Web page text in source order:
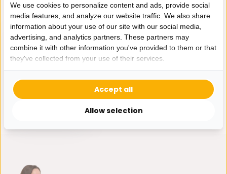
Eerder bekeken door jou
We use cookies to personalize content and ads, provide social
media features, and analyze our website traffic. We also share
information about your use of our site with our social media,
advertising, and analytics partners. These partners may
combine it with other information you've provided to them or that
they've collected from your use of their services.
Allow selection
Accept all